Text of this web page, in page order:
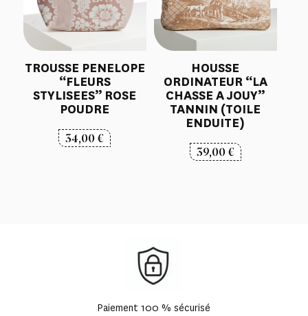
TROUSSE PENELOPE
“FLEURS
STYLISEES” ROSE
POUDRE
34,00€
HOUSSE
ORDINATEUR “LA
CHASSE A JOUY”
TANNIN (TOILE
ENDUITE)
39,00€
Paiement 100 % sécurisé